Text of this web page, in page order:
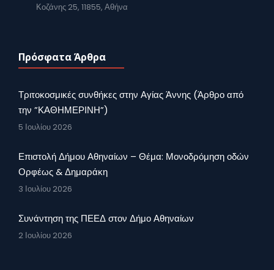
Κοζάνης 25, 11855, Αθήνα
Πρόσφατα Άρθρα
Τριτοκοσμικές συνθήκες στην Αγίας Άννης (Άρθρο από
την ”ΚΑΘΗΜΕΡΙΝΗ”)
5 Ιουλίου 2026
Επιστολή Δήμου Αθηναίων – Θέμα: Μονοδρόμηση οδών
Ορφέως & Δημαράκη
3 Ιουλίου 2026
Συνάντηση της ΠΕΕΔ στον Δήμο Αθηναίων
2 Ιουλίου 2026